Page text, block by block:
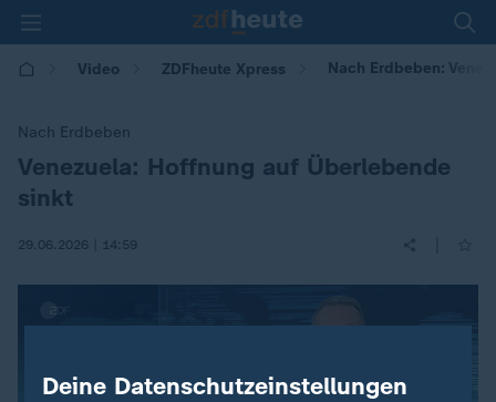
Video ZDFheute Xpress Nach Erdbeben:
Nach Erdbeben
:
Venezuela: Hoffnung auf Überlebende
sinkt
29.06.2026 | 14:59
Deine Datenschutzeinstellungen